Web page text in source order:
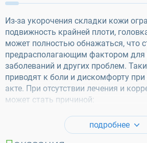
Из-за укорочения складки кожи
подвижность крайней плоти,
может полностью обнажаться, что
предрасполагающим фактором
заболеваний и других проблем.
приводят к боли и дискомфорту
акте. При отсутствии лечения и
может стать причиной:
подробнее